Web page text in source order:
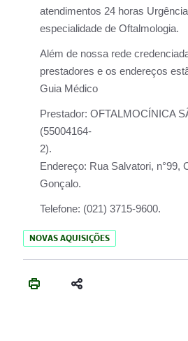
atendimentos 24 horas
especialidade de Oftalmologia.
Além de nossa rede
prestadores e os endereços
Guia Médico
Prestador: OFTALMOCÍNICA
(55004164-
Endereço: Rua Salvatori, n°99,
Gonçalo.
Telefone: (021) 3715-9600.
NOVAS AQUISIÇÕES